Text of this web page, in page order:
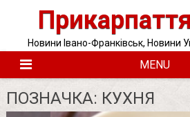
Новини Івано-Франківськ, Новини
MENU
ПОЗНАЧКА: КУХНЯ